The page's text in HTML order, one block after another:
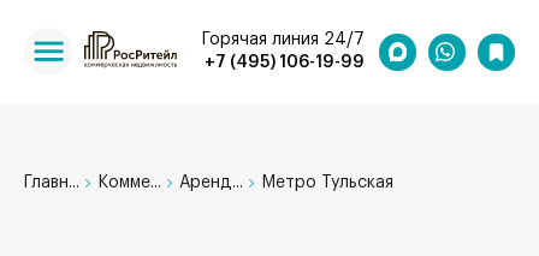
+7 (495) 106-19-99
Горячая линия 24/7
Главн... Комме... Аренд... Метро Тульская